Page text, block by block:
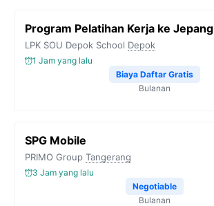
Program Pelatihan Kerja ke Jepang
LPK SOU Depok School Depok
1 Jam yang lalu
Biaya Daftar Gratis
Bulanan
SPG Mobile
PRIMO Group Tangerang
3 Jam yang lalu
Negotiable
Bulanan